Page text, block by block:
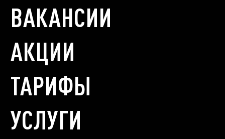
ВАКАНСИИ
АКЦИИ
ТАРИФЫ
УСЛУГИ